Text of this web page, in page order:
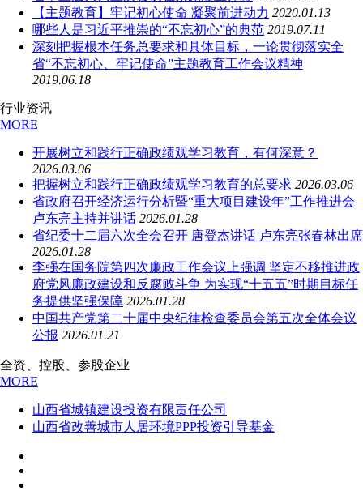
【主题教育】牢记初心使命 凝聚前进动力 2020.01.13
哪些人是习近平推崇的“不忘初心”的典范 2019.07.11
深刻把握根本任务总要求和具体目标，一论贯彻落实全
省“不忘初心、牢记使命”主题教育工作会议精神
2019.06.18
行业资讯
MORE
开展树立和践行正确政绩观学习教育，有何深意？
2026.03.06
把握树立和践行正确政绩观学习教育的总要求 2026.03.06
省政府召开经济运行分析暨“重大项目建设年”工作推进会
卢东亮主持并讲话 2026.01.28
省纪委十二届六次全会召开 唐登杰讲话 卢东亮张春林出席
2026.01.28
李强在国务院第四次廉政工作会议上强调 坚定不移推进政
府党风廉政建设和反腐败斗争 为实现“十五五”时期目标任
务提供坚强保障 2026.01.28
中国共产党第二十届中央纪律检查委员会第五次全体会议
公报 2026.01.21
全资、控股、参股企业
MORE
山西省城镇建设投资有限责任公司
山西省改善城市人居环境PPP投资引导基金